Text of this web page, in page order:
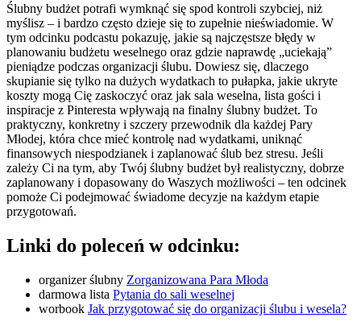
Ślubny budżet potrafi wymknąć się spod kontroli szybciej, niż
myślisz – i bardzo często dzieje się to zupełnie nieświadomie. W
tym odcinku podcastu pokazuję, jakie są najczęstsze błędy w
planowaniu budżetu weselnego oraz gdzie naprawdę „uciekają”
pieniądze podczas organizacji ślubu. Dowiesz się, dlaczego
skupianie się tylko na dużych wydatkach to pułapka, jakie ukryte
koszty mogą Cię zaskoczyć oraz jak sala weselna, lista gości i
inspiracje z Pinteresta wpływają na finalny ślubny budżet. To
praktyczny, konkretny i szczery przewodnik dla każdej Pary
Młodej, która chce mieć kontrolę nad wydatkami, uniknąć
finansowych niespodzianek i zaplanować ślub bez stresu. Jeśli
zależy Ci na tym, aby Twój ślubny budżet był realistyczny, dobrze
zaplanowany i dopasowany do Waszych możliwości – ten odcinek
pomoże Ci podejmować świadome decyzje na każdym etapie
przygotowań.
Linki do poleceń w odcinku:
organizer ślubny Zorganizowana Para Młoda
darmowa lista Pytania do sali weselnej
worbook Jak przygotować się do organizacji ślubu i wesela?